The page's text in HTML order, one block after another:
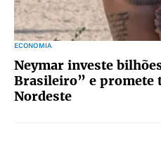
ECONOMIA
Neymar investe
Brasileiro” e promete
Nordeste